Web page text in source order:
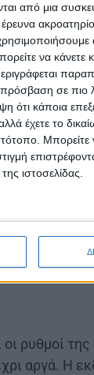
από μια
να κάνετε
σε πιο
ότι κάποια
έχετε το
Μπορείτε
ιστοσελίδας.
στο
τον
ρυθμοί
αργά. Η